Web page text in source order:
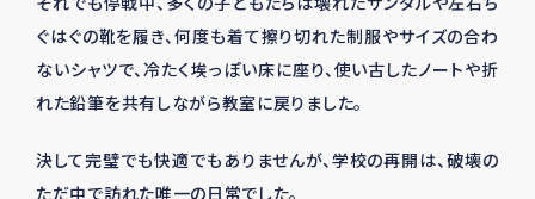
ぐはぐの靴を履き、何度も着て擦り切れた制服やサイズの合わ
ないシャツで、冷たく埃っぽい床に座り、使い古したノートや折
れた鉛筆を共有しながら教室に戻りました。
決して完璧でも快適でもありませんが、学校の再開は、破壊の
ただ中で訪れた唯一の日常でした。